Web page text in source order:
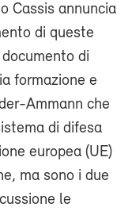
Cassis annuncia
di queste
di
formazione e
Ammann che
di difesa
europea (UE)
ma sono i due
le